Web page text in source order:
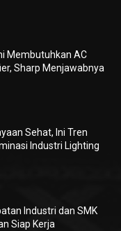
Membutuhkan AC
Sharp Menjawabnya
Sehat, Ini Tren
Industri Lighting
Industri dan SMK
Siap Kerja